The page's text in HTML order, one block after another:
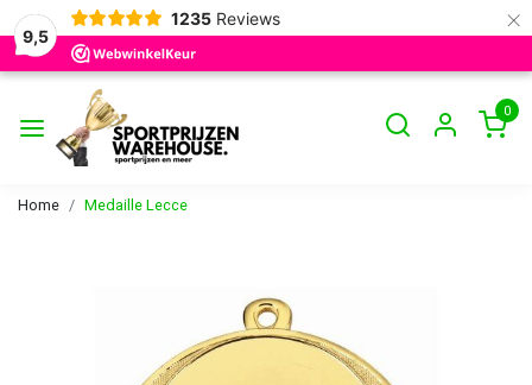
9,5
1235 Reviews ×
0
Home Medaille Lecce